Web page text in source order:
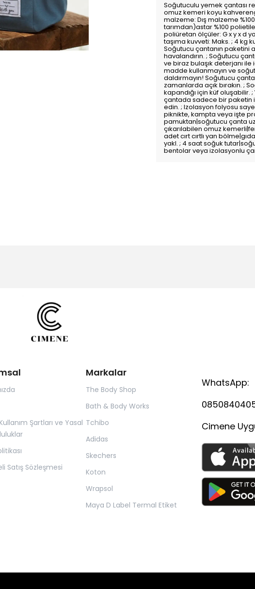
Soğutuculu yemek çantası
omuz kemeri koyu
malzeme: Dış malzeme
tarımdan)astar %100
poliüretan ölçüler: G x y x d
taşıma kuvveti: Maks. ; 4 kg
Soğutucu çantanın paketini
havalandırın. ; Soğutucu
ve biraz bulaşık deterjanı ile
madde kullanmayın ve
daldırmayın! Soğutucu
zamanlarda açık bırakın. ;
kapandığı için küf oluşabilir.
çantada sadece bir paketin
edin. ; Izolasyon folyosu
piknikte, kampta veya işte
pamuktan|soğutucu çanta
çıkarılabilen omuz
adet cırt cırtlı yan
yakl. ; 4 saat soğuk
bentolar veya izolasyonlu
Şartları ve Yasal
Satış Sözleşmesi
Markalar
The Body Shop
Bath & Body Works
Tchibo
Adidas
Skechers
Koton
Wrapsol
Maya D Label Termal Etiket
WhatsApp:
Cimene